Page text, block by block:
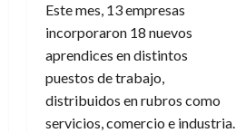
Este mes, 13 empresas
incorporaron 18 nuevos
aprendices en distintos
puestos de trabajo,
distribuidos en rubros como
servicios, comercio e industria.